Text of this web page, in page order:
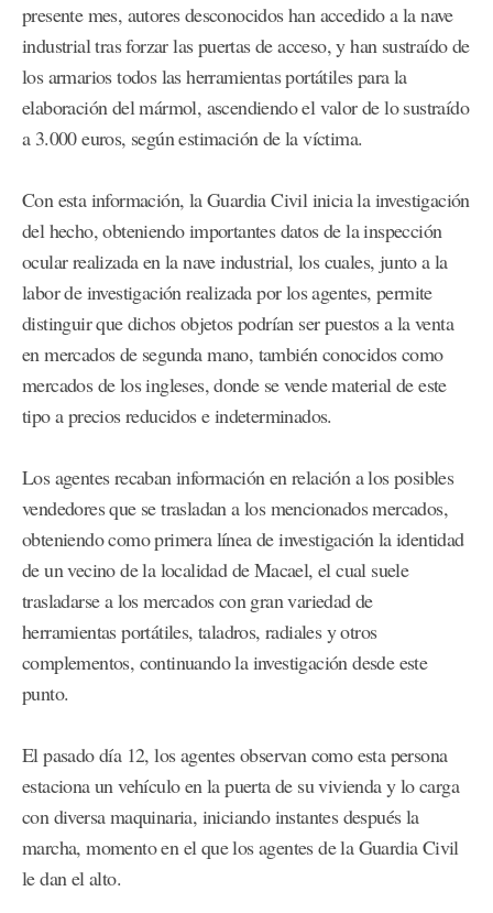
presente mes, autores desconocidos han accedido a la nave
industrial tras forzar las puertas de acceso, y han sustraído de
los armarios todos las herramientas portátiles para la
elaboración del mármol, ascendiendo el valor de lo sustraído
a 3.000 euros, según estimación de la víctima.
Con esta información, la Guardia Civil inicia la investigación
del hecho, obteniendo importantes datos de la inspección
ocular realizada en la nave industrial, los cuales, junto a la
labor de investigación realizada por los agentes, permite
distinguir que dichos objetos podrían ser puestos a la venta
en mercados de segunda mano, también conocidos como
mercados de los ingleses, donde se vende material de este
tipo a precios reducidos e indeterminados.
Los agentes recaban información en relación a los posibles
vendedores que se trasladan a los mencionados mercados,
obteniendo como primera línea de investigación la identidad
de un vecino de la localidad de Macael, el cual suele
trasladarse a los mercados con gran variedad de
herramientas portátiles, taladros, radiales y otros
complementos, continuando la investigación desde este
punto.
El pasado día 12, los agentes observan como esta persona
estaciona un vehículo en la puerta de su vivienda y lo carga
con diversa maquinaria, iniciando instantes después la
marcha, momento en el que los agentes de la Guardia Civil
le dan el alto.